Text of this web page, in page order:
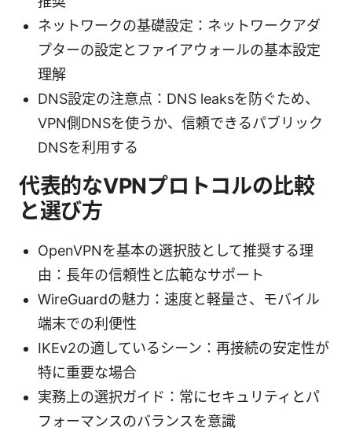
ネットワークの基礎設定：ネットワークアダ
プターの設定とファイアウォールの基本設定
理解
DNS設定の注意点：DNS leaksを防ぐため、
VPN側DNSを使うか、信頼できるパブリック
DNSを利用する
代表的なVPNプロトコルの比較
と選び方
OpenVPNを基本の選択肢として推奨する理
由：長年の信頼性と広範なサポート
WireGuardの魅力：速度と軽量さ、モバイル
端末での利便性
IKEv2の適しているシーン：再接続の安定性が
特に重要な場合
実務上の選択ガイド：常にセキュリティとパ
フォーマンスのバランスを意識